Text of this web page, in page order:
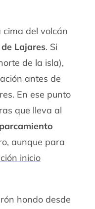
del volcán
Lajares. Si
de la isla),
antes de
En ese punto
que lleva al
aunque para
inicio
hondo desde